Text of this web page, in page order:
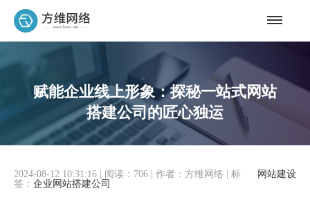
赋能企业线上形象：探秘一站式网站
搭建公司的匠心独运
网站建设
2024-08-12 10:31:16 阅读：706 作者：方维网络
标
签： 企业网站搭建公司